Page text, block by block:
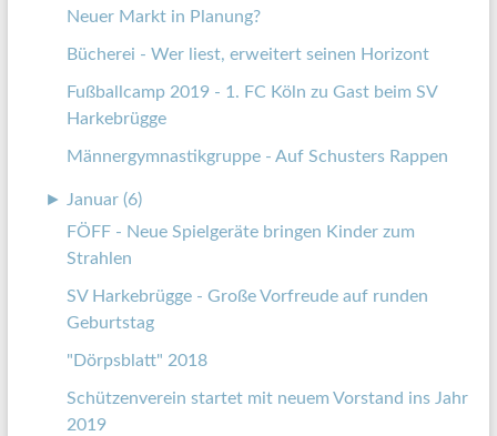
Neuer Markt in Planung?
Bücherei - Wer liest, erweitert seinen Horizont
Fußballcamp 2019 - 1. FC Köln zu Gast beim SV
Harkebrügge
Männergymnastikgruppe - Auf Schusters Rappen
► Januar (6)
FÖFF - Neue Spielgeräte bringen Kinder zum
Strahlen
SV Harkebrügge - Große Vorfreude auf runden
Geburtstag
"Dörpsblatt" 2018
Schützenverein startet mit neuem Vorstand ins Jahr
2019